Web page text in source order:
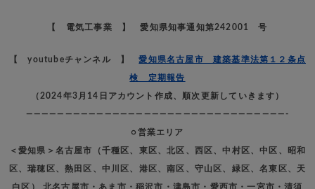
【 電気工事業 】 愛知県知事通知第242001 号
【 youtubeチャンネル 】愛知県名古屋市 建築基準法第１２条点
検 定期報告
（2024年3月14日アカウント作成、順次更新していきます）
—————————————————————————————————-
○営業エリア
＜愛知県＞名古屋市（千種区、東区、北区、西区、中村区、中区、昭和
区、瑞穂区、熱田区、中川区、港区、南区、守山区、緑区、名東区、天
白区） 北名古屋市・あま市・稲沢市・津島市・愛西市・一宮市・清須